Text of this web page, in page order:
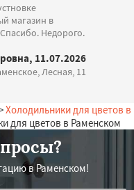
магазин в
Недорого.
11.07.2026
Лесная, 11
Холодильники для цветов в
для цветов в Раменском
в Раменском!